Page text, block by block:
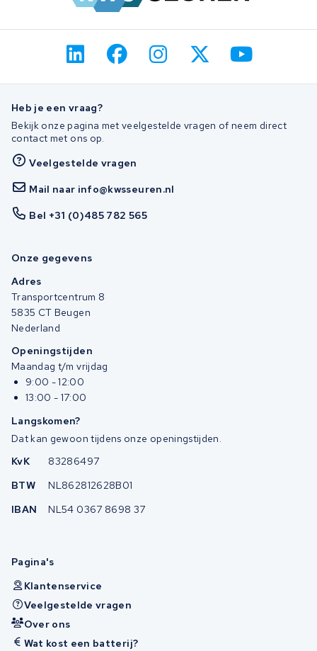
Heb je een vraag?
Bekijk onze pagina met veelgestelde vragen of neem direct
contact met ons op.
Veelgestelde vragen
Mail naar info@kwsseuren.nl
Bel +31 (0)485 782 565
Onze gegevens
Adres
Transportcentrum 8
5835 CT Beugen
Nederland
Openingstijden
Maandag t/m vrijdag
9:00 - 12:00
13:00 - 17:00
Langskomen?
Dat kan gewoon tijdens onze openingstijden.
KvK
83286497
BTW
NL862812628B01
IBAN
NL54 0367 8698 37
Pagina's
Klantenservice
Veelgestelde vragen
Over ons
Wat kost een batterij?